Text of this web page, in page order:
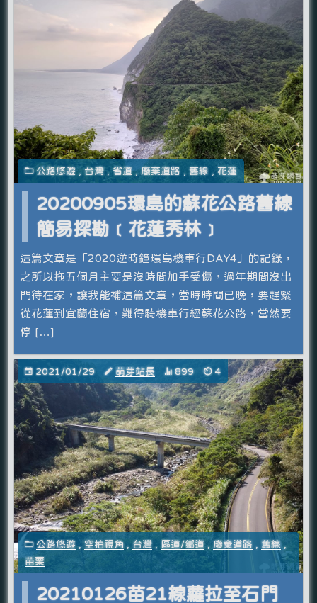
公路悠遊 ,台灣,省道,廢棄道路 ,舊線 ,花蓮
20200905環島的蘇花公路舊線
簡易探勘﹝花蓮秀林﹞
這篇文章是「2020逆時鐘環島機車行DAY4」的記錄，
之所以拖五個月主要是沒時間加手受傷，過年期間沒出
門待在家，讓我能補這篇文章，當時時間已晚，要趕緊
從花蓮到宜蘭住宿，難得騎機車行經蘇花公路，當然要
停 […]
2021/01/29 萌芽站長 899 4
公路悠遊,空拍視角,台灣 區道/鄉道 ,廢棄道路 ,舊線,
苗栗
20210126苗21線蘿拉至石門